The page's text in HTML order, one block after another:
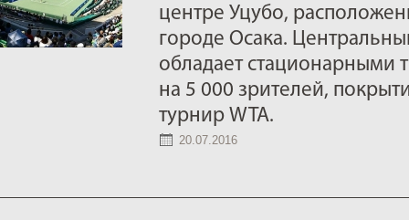
центре Уцубо,
городе Осака.
обладает стационарными
на 5 000 зрителей,
турнир WTA.
20.07.2016